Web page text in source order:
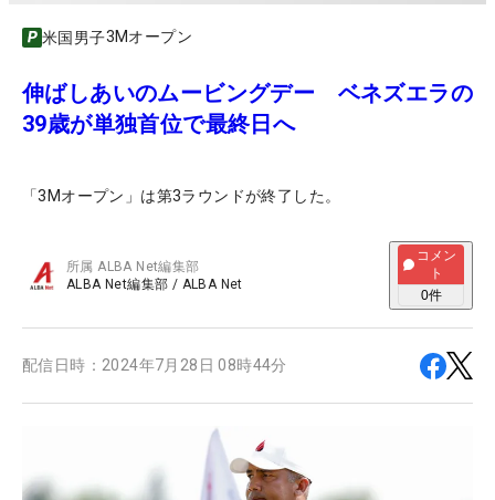
米国男子3Mオープン
伸ばしあいのムービングデー ベネズエラの
39歳が単独首位で最終日へ
「3Mオープン」は第3ラウンドが終了した。
所属ALBA Net編集部
ALBA Net編集部 / ALBA Net
コメン
ト
0件
配信日時： 2024年7月28日 08時44分